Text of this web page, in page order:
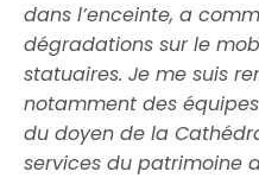
dans l’enceinte, a
dégradations sur le
statuaires. Je me suis
notamment des
du doyen de la
services du patrimoine